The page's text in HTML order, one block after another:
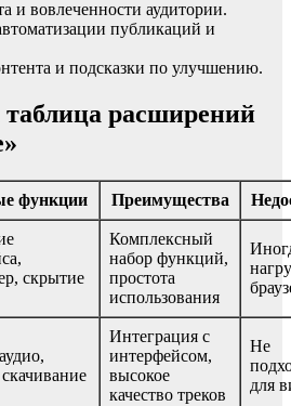
и вовлеченности аудитории.
публикаций и
и подсказки по улучшению.
расширений
функции Преимущества
скрытие
Комплексный
набор функций,
простота
использования
Интеграция с
интерфейсом,
высокое
качество треков
Не
для